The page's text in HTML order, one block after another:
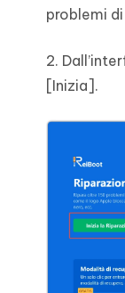
problemi
2.
[Inizia].